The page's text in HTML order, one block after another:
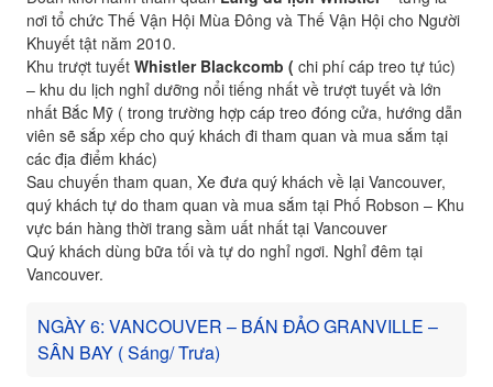
nơi tổ chức Thế Vận Hội Mùa Đông và Thế Vận Hội cho Người
Khuyết tật năm 2010.
Khu trượt tuyết Whistler Blackcomb ( chi phí cáp treo tự túc)
– khu du lịch nghỉ dưỡng nổi tiếng nhất về trượt tuyết và lớn
nhất Bắc Mỹ ( trong trường hợp cáp treo đóng cửa, hướng dẫn
viên sẽ sắp xếp cho quý khách đi tham quan và mua sắm tại
các địa điểm khác)
Sau chuyến tham quan, Xe đưa quý khách về lại Vancouver,
quý khách tự do tham quan và mua sắm tại Phố Robson – Khu
vực bán hàng thời trang sầm uất nhất tại Vancouver
Quý khách dùng bữa tối và tự do nghỉ ngơi. Nghỉ đêm tại
Vancouver.
NGÀY 6: VANCOUVER – BÁN ĐẢO GRANVILLE –
SÂN BAY ( Sáng/ Trưa)